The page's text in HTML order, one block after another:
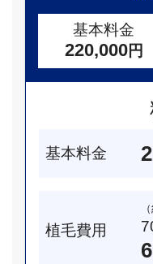
基本料金
220,000円
基本料金
植毛費用